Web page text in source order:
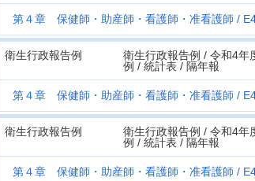
第４章 保健師・助産師・看護師・准看護師
衛生行政報告例
衛生行政報告例 / 令和4年
例 / 統計表 / 隔年報
第４章 保健師・助産師・看護師・准看護師
衛生行政報告例
衛生行政報告例 / 令和4年
例 / 統計表 / 隔年報
第４章 保健師・助産師・看護師・准看護師